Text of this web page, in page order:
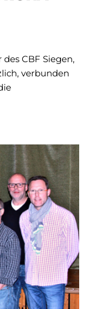
CBF Siegen,
verbunden